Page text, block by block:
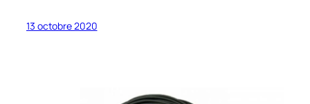
13 octobre 2020